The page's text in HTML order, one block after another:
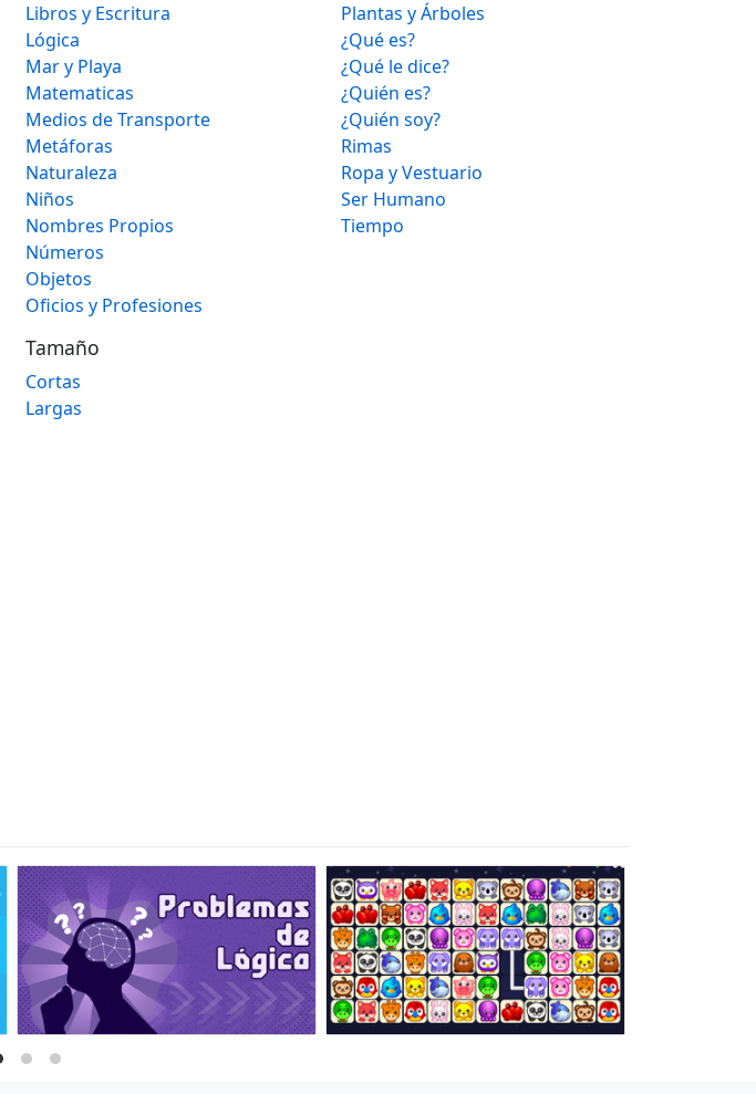
Libros y Escritura
Lógica
Mar y Playa
Matematicas
Medios de Transporte
Metáforas
Naturaleza
Niños
Nombres Propios
Números
Objetos
Oficios y Profesiones
Plantas y Árboles
¿Qué es?
¿Qué le dice?
¿Quién es?
¿Quién soy?
Rimas
Ropa y Vestuario
Ser Humano
Tiempo
Tamaño
Cortas
Largas